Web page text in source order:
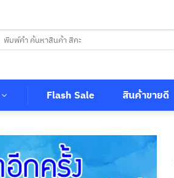
Flash Sale สินค้าขายดี